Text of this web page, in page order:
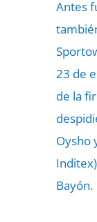
Antes
23 de
de la
Oysho
Bayón.